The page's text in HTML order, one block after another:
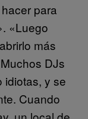
para
«Luego
más
DJs
idiotas, y se
Cuando